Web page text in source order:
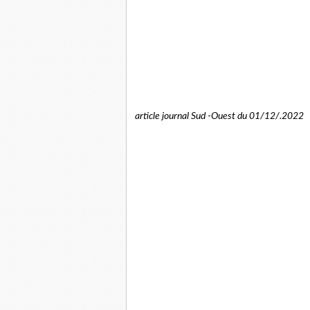
article journal Sud -Ouest du 01/12/.2022